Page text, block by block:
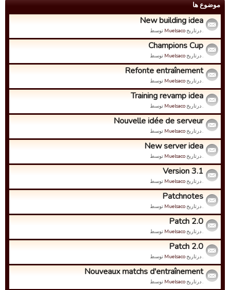
موضوع ها
New building idea
. درتاریخMuelsaco توسط
Champions Cup
. درتاریخMuelsaco توسط
Refonte entraînement
. درتاریخMuelsaco توسط
Training revamp idea
. درتاریخMuelsaco توسط
Nouvelle idée de serveur
. درتاریخMuelsaco توسط
New server idea
. درتاریخMuelsaco توسط
Version 3.1
. درتاریخMuelsaco توسط
Patchnotes
. درتاریخMuelsaco توسط
Patch 2.0
. درتاریخMuelsaco توسط
Patch 2.0
. درتاریخMuelsaco توسط
Nouveaux matchs d'entraînement
. درتاریخMuelsaco توسط